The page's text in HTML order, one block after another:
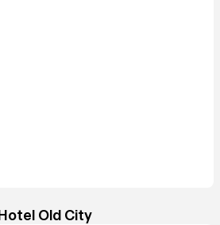
Old City